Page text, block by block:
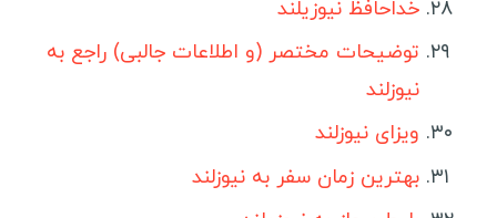
سفرنامه آسیا و اقیانوسیه
چین
ژاپن
مالدیو
ویتنام
خداحافظ نیوزیلند
توضیحات مختصر (و اطلاعات جالبی) راجع به
نیوزلند
ویزای نیوزلند
بهترین زمان سفر به نیوزلند